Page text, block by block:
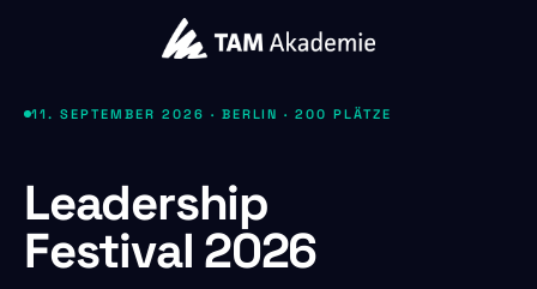
11. SEPTEMBER 2026 · BERLIN · 200 PLÄTZE
Leadership
Festival 2026